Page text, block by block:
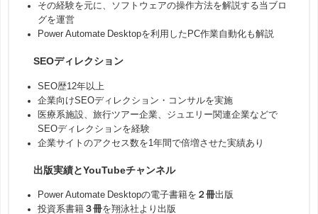
その経験を元に、ソフトウェアの操作方法を解説する当ブロ
グを運営
Power Automate Desktopを利用したPC作業自動化も解説
SEOディレクション
SEO歴12年以上
企業向けSEOディレクション・コンサルを実施
医療系施設、旅行ツアー企業、ジュエリー関連企業などで
SEOディレクションを経験
企業サイトのアクセス数を1年間で倍増させた実績あり
出版実績とYouTubeチャンネル
Power Automate Desktopの電子書籍を ２冊出版
投資系書籍 ３冊を翔泳社より出版